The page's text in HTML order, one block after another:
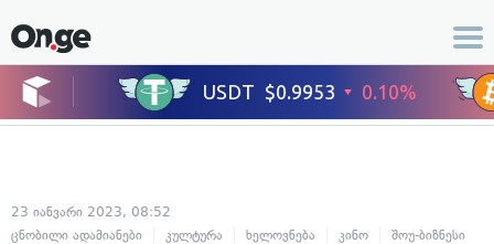
23 იანვარი 2023, 08:52
ცნობილი ადამიანები
კულტურა ხელოვნება კინო შოუ-ბიზნესი